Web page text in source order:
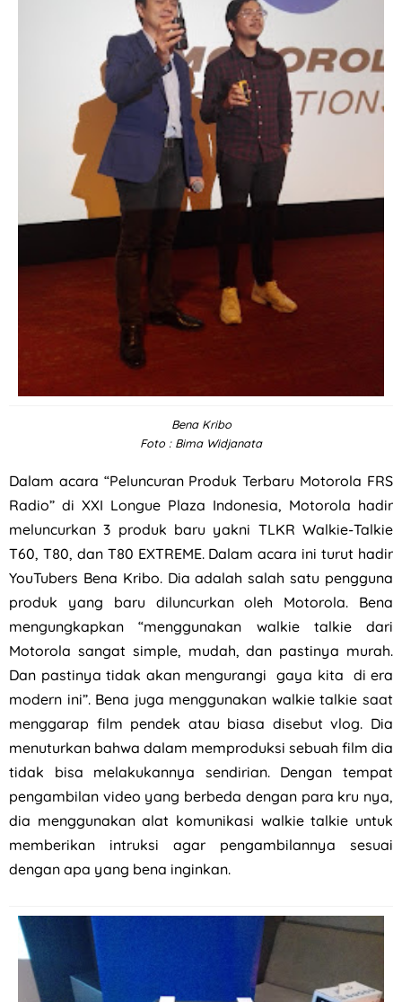
Bena Kribo
Foto : Bima Widjanata
Dalam acara “Peluncuran Produk Terbaru Motorola FRS
Radio” di XXI Longue Plaza Indonesia, Motorola hadir
meluncurkan 3 produk baru yakni TLKR Walkie-Talkie
T60, T80, dan T80 EXTREME. Dalam acara ini turut hadir
YouTubers Bena Kribo. Dia adalah salah satu pengguna
produk yang baru diluncurkan oleh Motorola. Bena
mengungkapkan “menggunakan walkie talkie dari
Motorola sangat simple, mudah, dan pastinya murah.
Dan pastinya tidak akan mengurangi gaya kita di era
modern ini”. Bena juga menggunakan walkie talkie saat
menggarap film pendek atau biasa disebut vlog. Dia
menuturkan bahwa dalam memproduksi sebuah film dia
tidak bisa melakukannya sendirian. Dengan tempat
pengambilan video yang berbeda dengan para kru nya,
dia menggunakan alat komunikasi walkie talkie untuk
memberikan intruksi agar pengambilannya sesuai
dengan apa yang bena inginkan.